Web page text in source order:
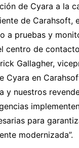
de Cyara a la
de Carahsoft,
a pruebas y
centro de
Gallagher,
Cyara en
y nuestros
para
modernizada”.